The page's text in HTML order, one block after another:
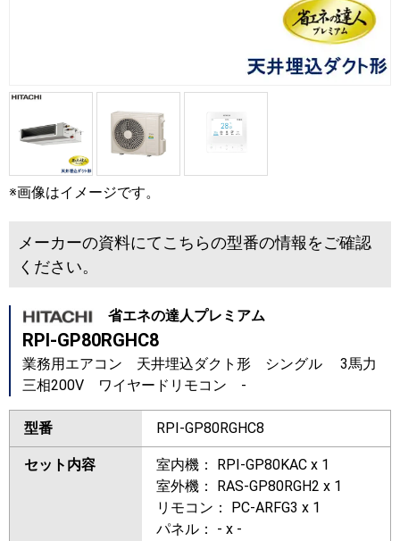
※画像はイメージです。
メーカーの資料にてこちらの型番の情報をご確認
ください。
省エネの達人プレミアム
RPI-GP80RGHC8
業務用エアコン 天井埋込ダクト形 シングル 3馬力
三相200V ワイヤードリモコン -
型番 RPI-GP80RGHC8
セット内容
室内機： RPI-GP80KAC x 1
室外機： RAS-GP80RGH2 x 1
リモコン： PC-ARFG3 x 1
パネル： - x -